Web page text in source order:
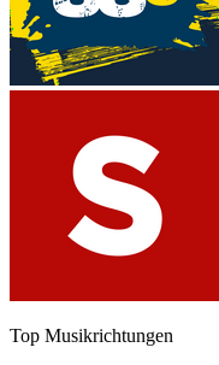
Top Musikrichtungen